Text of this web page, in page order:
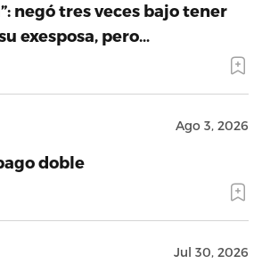
negó tres veces bajo tener
exesposa, pero…
Ago 3, 2026
doble
Jul 30, 2026